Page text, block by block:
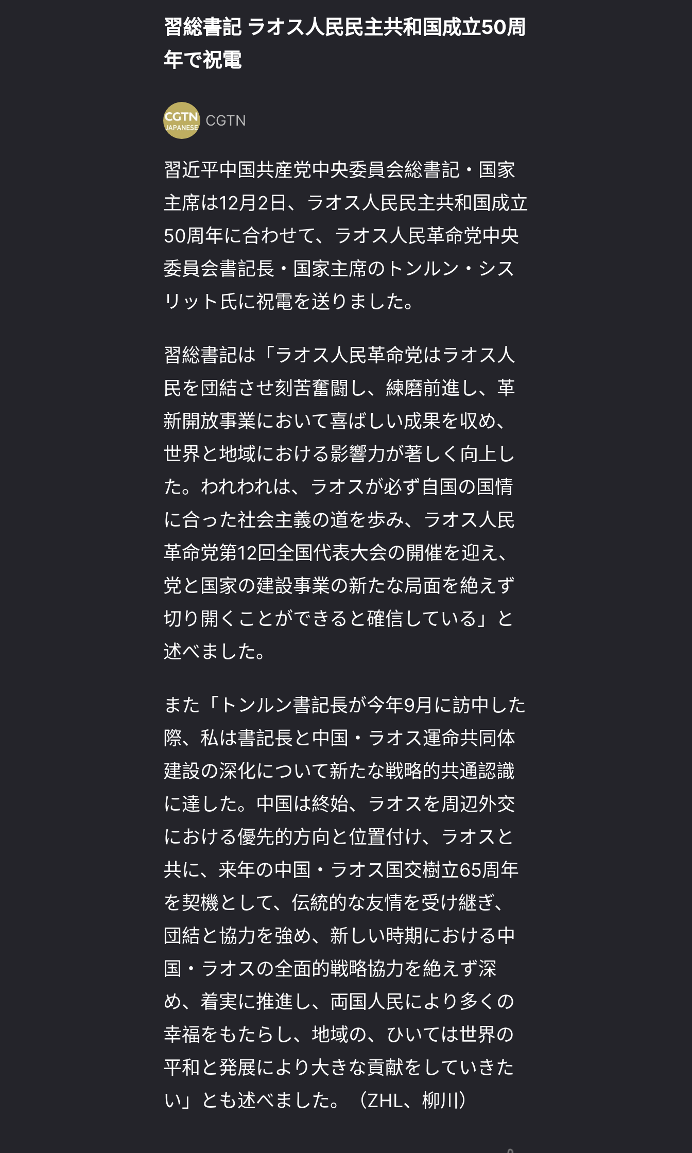
習総書記 ラオス人民民主共和国成立50周
年で祝電
CGTN
習近平中国共産党中央委員会総書記・国家
主席は12月2日、ラオス人民民主共和国成立
50周年に合わせて、ラオス人民革命党中央
委員会書記長・国家主席のトンルン・シス
リット氏に祝電を送りました。
習総書記は「ラオス人民革命党はラオス人
民を団結させ刻苦奮闘し、練磨前進し、革
新開放事業において喜ばしい成果を収め、
世界と地域における影響力が著しく向上し
た。われわれは、ラオスが必ず自国の国情
に合った社会主義の道を歩み、ラオス人民
革命党第12回全国代表大会の開催を迎え、
党と国家の建設事業の新たな局面を絶えず
切り開くことができると確信している」と
述べました。
また「トンルン書記長が今年9月に訪中した
際、私は書記長と中国・ラオス運命共同体
建設の深化について新たな戦略的共通認識
に達した。中国は終始、ラオスを周辺外交
における優先的方向と位置付け、ラオスと
共に、来年の中国・ラオス国交樹立65周年
を契機として、伝統的な友情を受け継ぎ、
団結と協力を強め、新しい時期における中
国・ラオスの全面的戦略協力を絶えず深
め、着実に推進し、両国人民により多くの
幸福をもたらし、地域の、ひいては世界の
平和と発展により大きな貢献をしていきた
い」とも述べました。（ZHL、柳川）